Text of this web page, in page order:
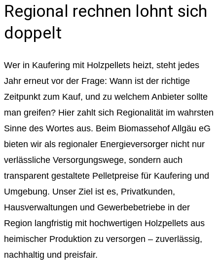
Regional rechnen lohnt sich
doppelt
Wer in Kaufering mit Holzpellets heizt, steht jedes
Jahr erneut vor der Frage: Wann ist der richtige
Zeitpunkt zum Kauf, und zu welchem Anbieter sollte
man greifen? Hier zahlt sich Regionalität im wahrsten
Sinne des Wortes aus. Beim Biomassehof Allgäu eG
bieten wir als regionaler Energieversorger nicht nur
verlässliche Versorgungswege, sondern auch
transparent gestaltete Pelletpreise für Kaufering und
Umgebung. Unser Ziel ist es, Privatkunden,
Hausverwaltungen und Gewerbebetriebe in der
Region langfristig mit hochwertigen Holzpellets aus
heimischer Produktion zu versorgen – zuverlässig,
nachhaltig und preisfair.